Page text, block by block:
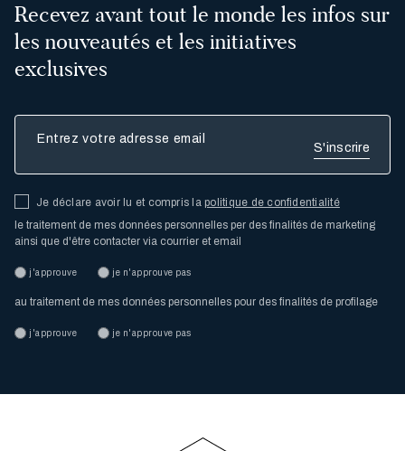
Recevez avant tout le monde les infos sur
les nouveautés et les initiatives
exclusives
Je déclare avoir lu et compris lapolitique de confidentialité
le traitement de mes données personnelles per des finalités de marketing
ainsi que d'être contacter via courrier et email
j'approuve je n'approuve pas
au traitement de mes données personnelles pour des finalités de profilage
j'approuve je n'approuve pas